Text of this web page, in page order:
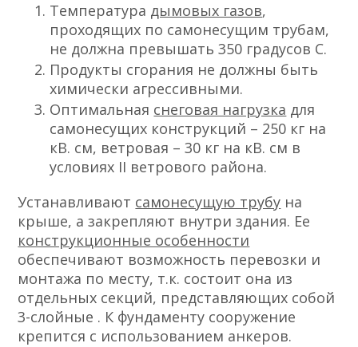
Температура дымовых газов,
проходящих по самонесущим трубам,
не должна превышать 350 градусов С.
Продукты сгорания не должны быть
химически агрессивными.
Оптимальная снеговая нагрузка для
самонесущих конструкций – 250 кг на
кВ. см, ветровая – 30 кг на кВ. см в
условиях II ветрового района.
Устанавливают самонесущую трубу на
крыше, а закрепляют внутри здания. Ее
конструкционные особенности
обеспечивают возможность перевозки и
монтажа по месту, т.к. состоит она из
отдельных секций, представляющих собой
3-слойные . К фундаменту сооружение
крепится с использованием анкеров.